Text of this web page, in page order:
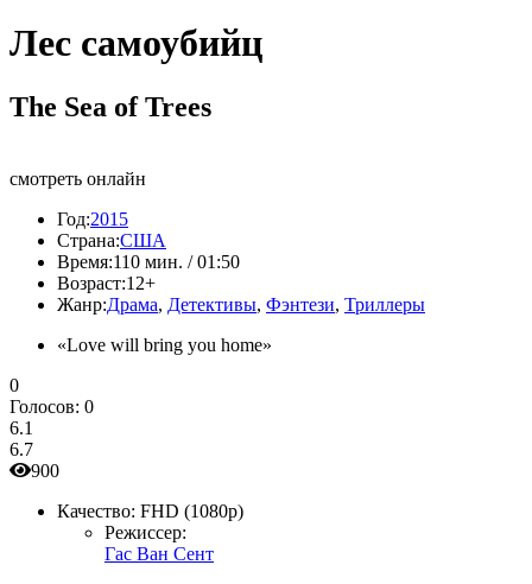
Лес самоубийц
The Sea of Trees
смотреть онлайн
Год:2015
Страна:США
Время:110 мин. / 01:50
Возраст:12+
Жанр:Драма, Детективы, Фэнтези, Триллеры
«Love will bring you home»
0
Голосов: 0
6.1
6.7
900
Качество: FHD (1080p)
Режиссер:
Гас Ван Сент